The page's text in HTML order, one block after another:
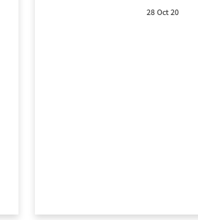
28 Oct 20